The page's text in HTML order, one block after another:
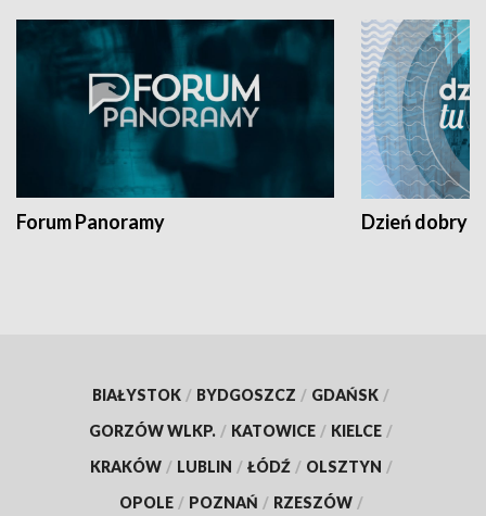
Forum Panoramy Dzień dobry
BIAŁYSTOK / BYDGOSZCZ / GDAŃSK /
GORZÓW WLKP. / KATOWICE / KIELCE /
KRAKÓW / LUBLIN / ŁÓDŹ / OLSZTYN /
OPOLE / POZNAŃ / RZESZÓW /